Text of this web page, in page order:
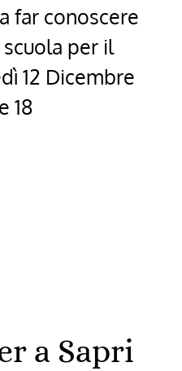
far conoscere
per il
12 Dicembre
18
a Sapri